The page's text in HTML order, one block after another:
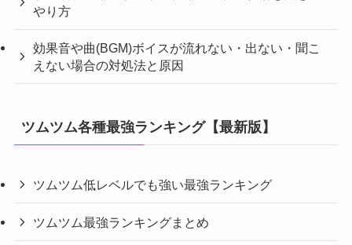
やり方
効果音や曲(BGM)ボイスが流れない・出ない・聞こ
えない場合の対処法と原因
ツムツム各種最強ランキング【最新版】
ツムツム低レベルでも強い最強ランキング
ツムツム最強ランキングまとめ